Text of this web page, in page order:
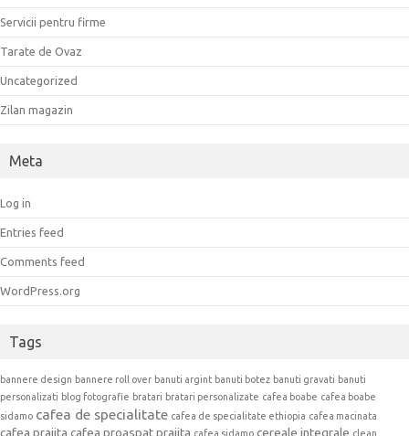
Servicii pentru firme
Tarate de Ovaz
Uncategorized
Zilan magazin
Meta
Log in
Entries feed
Comments feed
WordPress.org
Tags
bannere design bannere roll over banuti argint banuti botez banuti gravati banuti
personalizati blog fotografie bratari bratari personalizate cafea boabe cafea boabe
sidamo cafea de specialitate cafea de specialitate ethiopia cafea macinata
cafea prajita cafea proaspat prajita cafea sidamo cereale integrale clean